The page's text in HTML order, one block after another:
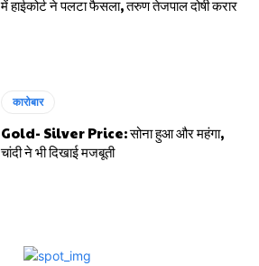
में हाईकोर्ट ने पलटा फैसला, तरुण तेजपाल दोषी करार
कारोबार
Gold- Silver Price: सोना हुआ और महंगा,
चांदी ने भी दिखाई मजबूती